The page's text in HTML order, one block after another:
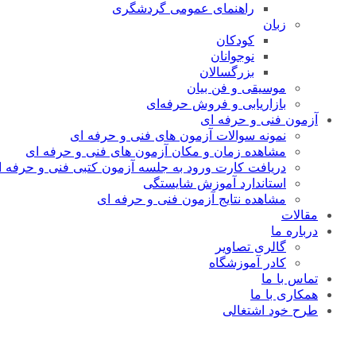
راهنمای عمومی گردشگری
زبان
کودکان
نوجوانان
بزرگسالان
موسیقی و فن بیان
بازاریابی و فروش حرفه‌ای
آزمون فنی و حرفه ای
نمونه سوالات آزمون های فنی و حرفه ای
مشاهده زمان و مکان آزمون های فنی و حرفه ای
دریافت کارت ورود به جلسه آزمون کتبی فنی و حرفه
استاندارد آموزش شایستگی
مشاهده نتایج آزمون فنی و حرفه ای
مقالات
درباره ما
گالری تصاویر
کادر آموزشگاه
تماس با ما
همکاری با ما
طرح خود اشتغالی